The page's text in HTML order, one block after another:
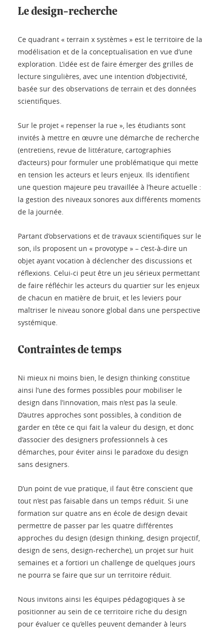
Le design-recherche
Ce quadrant « terrain x systèmes » est le territoire de la
modélisation et de la conceptualisation en vue d’une
exploration. L’idée est de faire émerger des grilles de
lecture singulières, avec une intention d’objectivité,
basée sur des observations de terrain et des données
scientifiques.
Sur le projet « repenser la rue », les étudiants sont
invités à mettre en œuvre une démarche de recherche
(entretiens, revue de littérature, cartographies
d’acteurs) pour formuler une problématique qui mette
en tension les acteurs et leurs enjeux. Ils identifient
une question majeure peu travaillée à l’heure actuelle :
la gestion des niveaux sonores aux différents moments
de la journée.
Partant d’observations et de travaux scientifiques sur le
son, ils proposent un « provotype » – c’est-à-dire un
objet ayant vocation à déclencher des discussions et
réflexions. Celui-ci peut être un jeu sérieux permettant
de faire réfléchir les acteurs du quartier sur les enjeux
de chacun en matière de bruit, et les leviers pour
maîtriser le niveau sonore global dans une perspective
systémique.
Contraintes de temps
Ni mieux ni moins bien, le design thinking constitue
ainsi l’une des formes possibles pour mobiliser le
design dans l’innovation, mais n’est pas la seule.
D’autres approches sont possibles, à condition de
garder en tête ce qui fait la valeur du design, et donc
d’associer des designers professionnels à ces
démarches, pour éviter ainsi le paradoxe du design
sans designers.
D’un point de vue pratique, il faut être conscient que
tout n’est pas faisable dans un temps réduit. Si une
formation sur quatre ans en école de design devait
permettre de passer par les quatre différentes
approches du design (design thinking, design projectif,
design de sens, design-recherche), un projet sur huit
semaines et a fortiori un challenge de quelques jours
ne pourra se faire que sur un territoire réduit.
Nous invitons ainsi les équipes pédagogiques à se
positionner au sein de ce territoire riche du design
pour évaluer ce qu’elles peuvent demander à leurs